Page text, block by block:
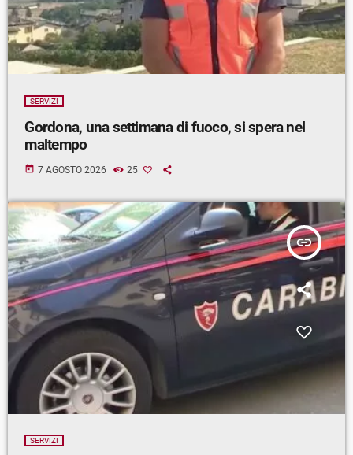
SERVIZI
Gordona, una settimana di fuoco, si spera nel
maltempo
today 7 AGOSTO 2026 25
insert_link
SERVIZI